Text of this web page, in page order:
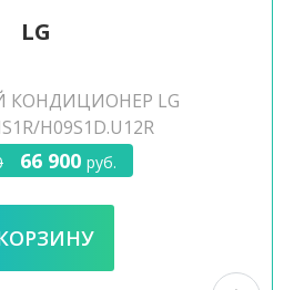
LG
КОНДИЦИОНЕР LG
H09S1D.U12R
66 900 руб.